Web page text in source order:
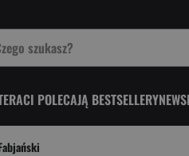
POLECAJĄ BESTSELLERY